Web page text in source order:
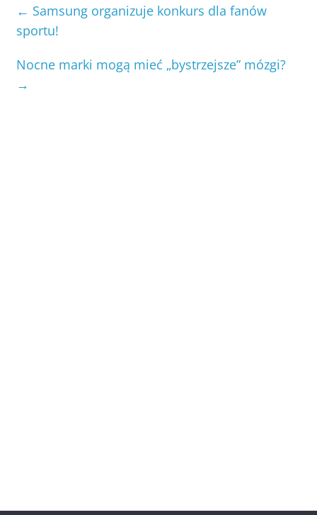
← Samsung organizuje konkurs dla fanów
sportu!
Nocne marki mogą mieć „bystrzejsze” mózgi?
→